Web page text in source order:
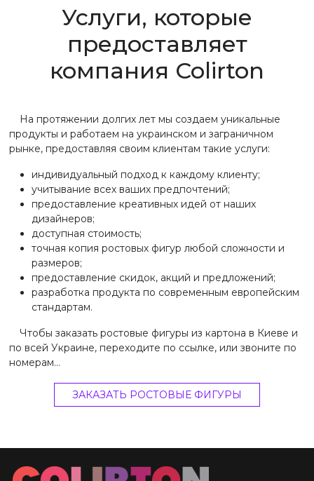
Услуги, которые
предоставляет
компания Colirton
На протяжении долгих лет мы создаем уникальные
продукты и работаем на украинском и заграничном
рынке, предоставляя своим клиентам такие услуги:
индивидуальный подход к каждому клиенту;
учитывание всех ваших предпочтений;
предоставление креативных идей от наших
дизайнеров;
доступная стоимость;
точная копия ростовых фигур любой сложности и
размеров;
предоставление скидок, акций и предложений;
разработка продукта по современным европейским
стандартам.
Чтобы заказать ростовые фигуры из картона в Киеве и
по всей Украине, переходите по ссылке, или звоните по
номерам…
ЗАКАЗАТЬ РОСТОВЫЕ ФИГУРЫ